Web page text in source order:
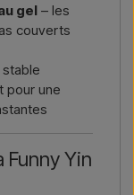
gel – les
couverts
pour une
Funny Yin